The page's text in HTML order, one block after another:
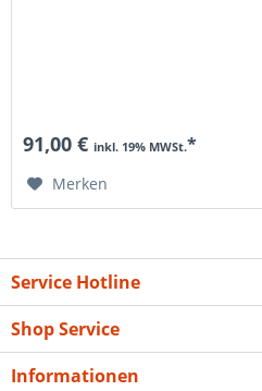
91,00 €inkl. 19% MWSt.*
Merken
Service Hotline
Shop Service
Informationen